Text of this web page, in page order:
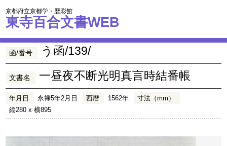
京都府立京都学・歴彩館
東寺百合文書WEB
函/番号 う函/139/
文書名 一昼夜不断光明真言時結番帳
年月日 永禄5年2月日 西暦 1562年
寸法（mm）
縦280 x 横895